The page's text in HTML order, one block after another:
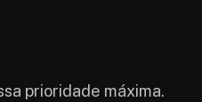
prioridade máxima.